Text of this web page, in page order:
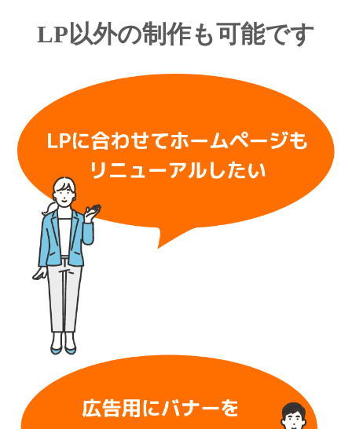
LP以外の制作も可能です